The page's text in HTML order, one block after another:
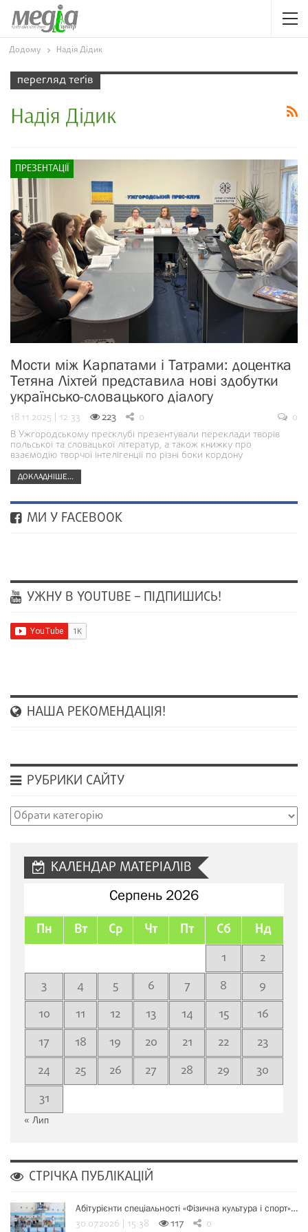
Додому Надія Дідик
перегляд теґів
Надія Дідик
ПРЕЗЕНТАЦІЇ
Мости між Карпатами і Татрами: доцентка
Тетяна Ліхтей представила нові здобутки
українсько-словацького діалогу
18.11.2025 | 12:33 223 0
0
В Ужгородському пресклубі презентували переклади творів
польської та словацької літератур, а також книжку про
взаємодію творчої інтелігенції по різні боки кордону
ДОКЛАДНІШЕ...
МИ У FACEBOOK
УЖНУ В YOUTUBE – ПІДПИШИСЬ!
НАША РЕКОМЕНДАЦІЯ!
РУБРИКИ САЙТУ
Рубрики
КАЛЕНДАР МАТЕРІАЛІВ
Серпень 2026
Пн Вт Ср Чт Пт Сб Нд
1
2
3
4 5 6 7 8
9
10
11 12 13 14 15
16
17
18 19 20 21 22
23
24
25 26 27 28 29
30
31
« Лип
СТРІЧКА ПУБЛІКАЦІЙ
Абітурієнти спеціальності «Фізична культура і спорт»…
30.07.2026 | 15:38 117 0